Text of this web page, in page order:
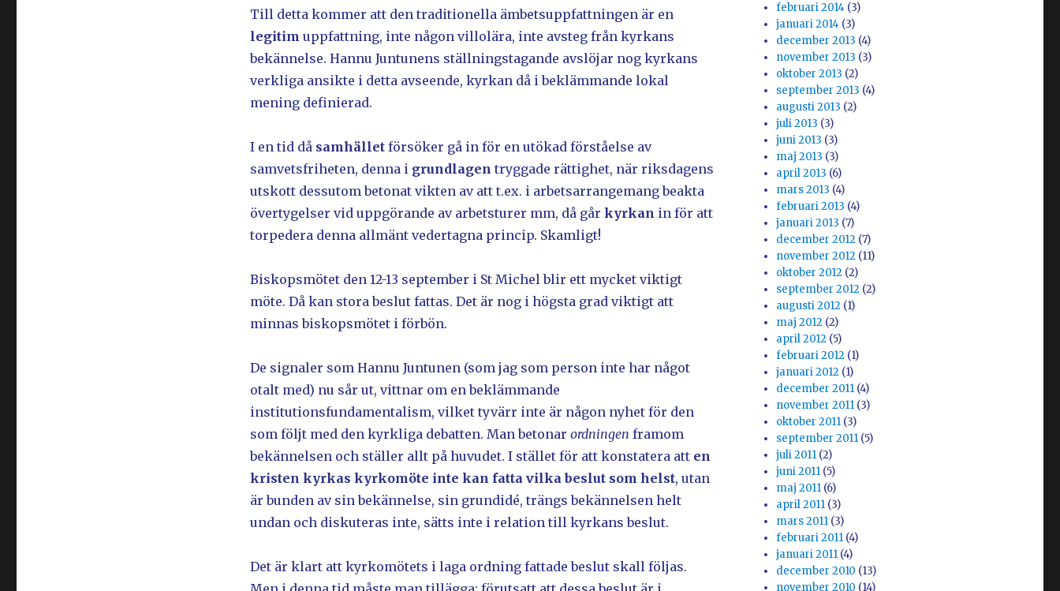
Till detta kommer att den traditionella ämbetsuppfattningen är en
legitim uppfattning, inte någon villolära, inte avsteg från kyrkans
bekännelse. Hannu Juntunens ställningstagande avslöjar nog kyrkans
verkliga ansikte i detta avseende, kyrkan då i beklämmande lokal
mening definierad.
I en tid då samhälletförsöker gå in för en utökad förståelse av
samvetsfriheten, denna i grundlagen tryggade rättighet, när riksdagens
utskott dessutom betonat vikten av att t.ex. i arbetsarrangemang beakta
övertygelser vid uppgörande av arbetsturer mm, då går kyrkan in för att
torpedera denna allmänt vedertagna princip. Skamligt!
Biskopsmötet den 12-13 september i St Michel blir ett mycket viktigt
möte. Då kan stora beslut fattas. Det är nog i högsta grad viktigt att
minnas biskopsmötet i förbön.
De signaler som Hannu Juntunen (som jag som person inte har något
otalt med) nu sår ut, vittnar om en beklämmande
institutionsfundamentalism, vilket tyvärr inte är någon nyhet för den
som följt med den kyrkliga debatten. Man betonar ordningen framom
bekännelsen och ställer allt på huvudet. I stället för att konstatera att en
kristen kyrkas kyrkomöte inte kan fatta vilka beslut som helst, utan
är bunden av sin bekännelse, sin grundidé, trängs bekännelsen helt
undan och diskuteras inte, sätts inte i relation till kyrkans beslut.
Det är klart att kyrkomötets i laga ordning fattade beslut skall följas.
februari 2014 (3)
januari 2014 (3)
december 2013 (4)
november 2013 (3)
oktober 2013 (2)
september 2013 (4)
augusti 2013 (2)
juli 2013 (3)
juni 2013 (3)
maj 2013 (3)
april 2013 (6)
mars 2013 (4)
februari 2013 (4)
januari 2013 (7)
december 2012 (7)
november 2012 (11)
oktober 2012 (2)
september 2012 (2)
augusti 2012 (1)
maj 2012 (2)
april 2012 (5)
februari 2012 (1)
januari 2012 (1)
december 2011 (4)
november 2011 (3)
oktober 2011 (3)
september 2011 (5)
juli 2011 (2)
juni 2011 (5)
maj 2011 (6)
april 2011 (3)
mars 2011 (3)
februari 2011 (4)
januari 2011 (4)
december 2010 (13)
november 2010 (14)